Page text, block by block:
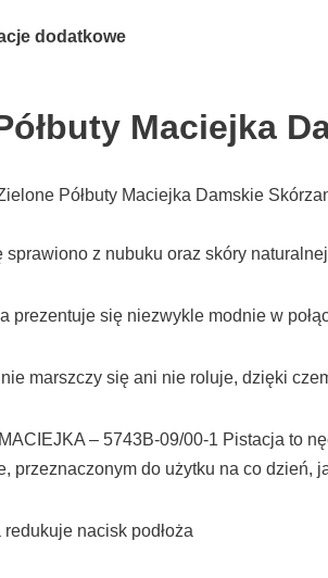
dodatkowe
Maciejka
Półbuty Maciejka Damskie
sprawiono z nubuku oraz skóry
prezentuje się niezwykle modnie w
marszczy się ani nie roluje, dzięki
– 5743B-09/00-1 Pistacja to
przeznaczonym do użytku na co dzień,
nacisk podłoża